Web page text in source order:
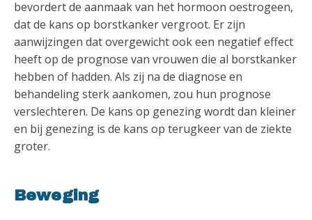
bevordert de aanmaak van het hormoon oestrogeen,
dat de kans op borstkanker vergroot. Er zijn
aanwijzingen dat overgewicht ook een negatief effect
heeft op de prognose van vrouwen die al borstkanker
hebben of hadden. Als zij na de diagnose en
behandeling sterk aankomen, zou hun prognose
verslechteren. De kans op genezing wordt dan kleiner
en bij genezing is de kans op terugkeer van de ziekte
groter.
Beweging